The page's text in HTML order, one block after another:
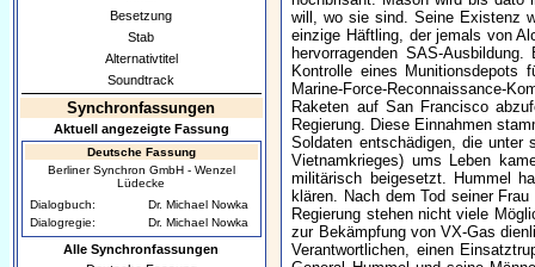
Besetzung
Stab
Alternativtitel
Soundtrack
Synchronfassungen
Aktuell angezeigte Fassung
Deutsche Fassung
Berliner Synchron GmbH - Wenzel
Lüdecke
Dialogbuch:
Dr. Michael Nowka
Dialogregie:
Dr. Michael Nowka
Alle Synchronfassungen
will, wo sie sind. Seine Existenz
einzige Häftling, der jemals von
hervorragenden SAS-
Kontrolle eines
Marine-Force-Reconnaissance-
Raketen auf San Francisco
Regierung. Diese Einnahmen
Soldaten entschädigen, die unter
Vietnamkrieges) ums Leben
militärisch beigesetzt. Hummel
klären. Nach dem Tod seiner
Regierung stehen nicht viele
zur Bekämpfung von VX-Gas
Verantwortlichen, einen